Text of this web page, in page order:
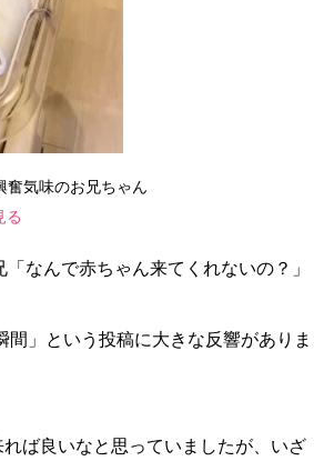
奮気味のお兄ちゃん
る
なんで赤ちゃん来てくれないの？」
」という投稿に大きな反響がありま
ば良いなと思っていましたが、いざ